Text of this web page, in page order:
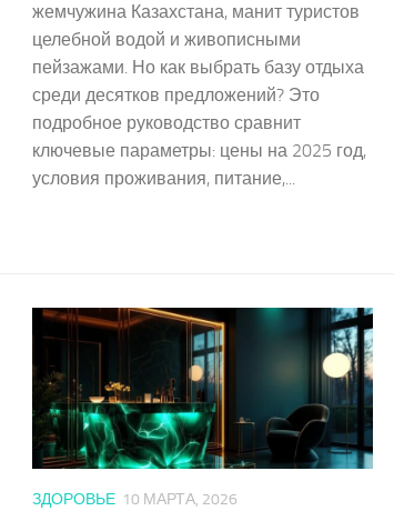
жемчужина Казахстана, манит туристов
целебной водой и живописными
пейзажами. Но как выбрать базу отдыха
среди десятков предложений? Это
подробное руководство сравнит
ключевые параметры: цены на 2025 год,
условия проживания, питание,...
ЗДОРОВЬЕ 10 МАРТА, 2026